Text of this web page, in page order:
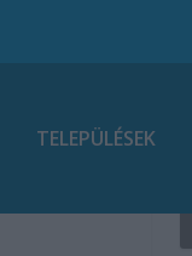
TELEPÜLÉSEK